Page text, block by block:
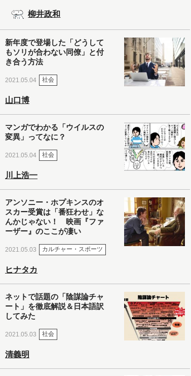
柳井政和
新年度で登場した「どうして
もソリが合わない同僚」と付
き合う方法
2021.05.04 社会
山口博
マンガでわかる「ウイルスの
変異」ってなに？
2021.05.04 社会
川上浩一
アンソニー・ホプキンスのオ
スカー受賞は「番狂わせ」な
んかじゃない！ 映画『ファ
ーザー』のここが凄い
2021.05.03 カルチャー・スポーツ
ヒナタカ
ネットで話題の「陰謀論チャ
ート」を徹底解説＆日本語訳
してみた
2021.05.03 社会
清義明